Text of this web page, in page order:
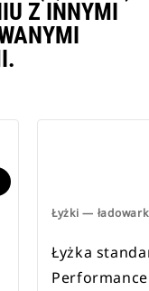
Z INNYMI
Łyżki —
Łyżka
Performance